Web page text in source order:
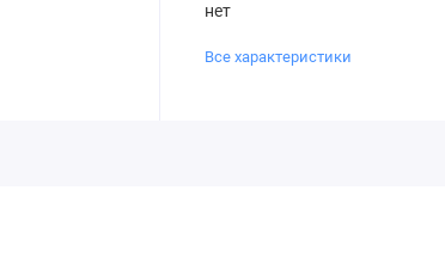
нет
Все характеристики